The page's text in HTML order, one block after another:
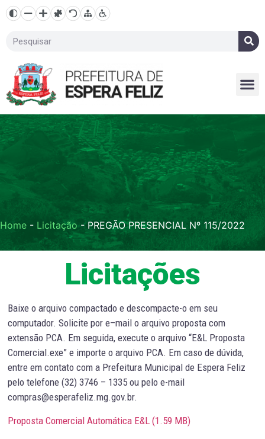
Home - Licitação-PREGÃO PRESENCIAL Nº 115/2022
Licitações
Baixe o arquivo compactado e descompacte-o em seu
computador. Solicite por e–mail o arquivo proposta com
extensão PCA. Em seguida, execute o arquivo “E&L Proposta
Comercial.exe” e importe o arquivo PCA. Em caso de dúvida,
entre em contato com a Prefeitura Municipal de Espera Feliz
pelo telefone (32) 3746 – 1335 ou pelo e-mail
compras@esperafeliz.mg.gov.br.
Proposta Comercial Automática E&L (1.59 MB)